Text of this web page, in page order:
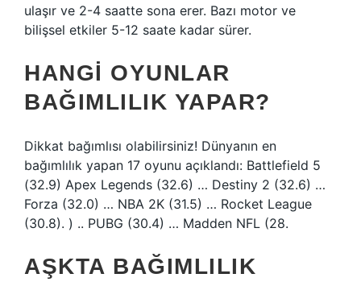
ulaşır ve 2-4 saatte sona erer. Bazı motor ve
bilişsel etkiler 5-12 saate kadar sürer.
HANGI OYUNLAR
BAĞIMLILIK YAPAR?
Dikkat bağımlısı olabilirsiniz! Dünyanın en
bağımlılık yapan 17 oyunu açıklandı: Battlefield 5
(32.9) Apex Legends (32.6) … Destiny 2 (32.6) …
Forza (32.0) … NBA 2K (31.5) … Rocket League
(30.8). ) .. PUBG (30.4) … Madden NFL (28.
AŞKTA BAĞIMLILIK